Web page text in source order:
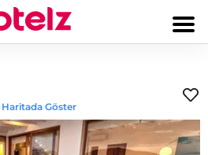
Haritada Göster